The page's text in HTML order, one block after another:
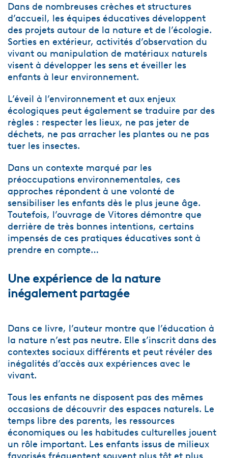
Dans de nombreuses crèches et structures
d’accueil, les équipes éducatives développent
des projets autour de la nature et de l’écologie.
Sorties en extérieur, activités d’observation du
vivant ou manipulation de matériaux naturels
visent à développer les sens et éveiller les
enfants à leur environnement.
L’éveil à l’environnement et aux enjeux
écologiques peut également se traduire par des
règles : respecter les lieux, ne pas jeter de
déchets, ne pas arracher les plantes ou ne pas
tuer les insectes.
Dans un contexte marqué par les
préoccupations environnementales, ces
approches répondent à une volonté de
sensibiliser les enfants dès le plus jeune âge.
Toutefois, l’ouvrage de Vitores démontre que
derrière de très bonnes intentions, certains
impensés de ces pratiques éducatives sont à
prendre en compte…
Une expérience de la nature
inégalement partagée
Dans ce livre, l’auteur montre que l’éducation à
la nature n’est pas neutre. Elle s’inscrit dans des
contextes sociaux différents et peut révéler des
inégalités d’accès aux expériences avec le
vivant.
Tous les enfants ne disposent pas des mêmes
occasions de découvrir des espaces naturels. Le
temps libre des parents, les ressources
économiques ou les habitudes culturelles jouent
un rôle important. Les enfants issus de milieux
favorisés fréquentent souvent plus tôt et plus